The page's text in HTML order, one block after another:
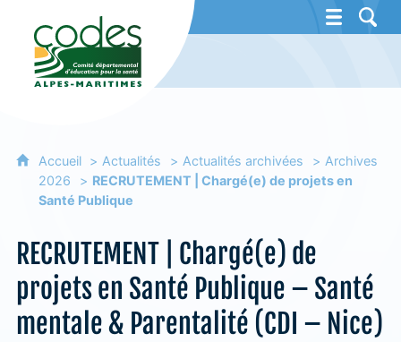
CoDES 06 - Comité départemental
Accueil Actualités Actualités archivées
Archives
2026
RECRUTEMENT | Chargé(e) de projets en
Santé Publique
RECRUTEMENT | Chargé(e) de
projets en Santé Publique – Santé
mentale & Parentalité (CDI – Nice)